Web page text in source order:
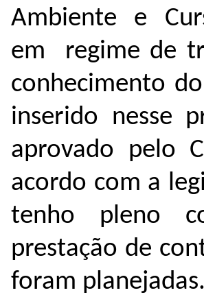
Ambiente e
em regime de
conhecimento
inserido nesse
aprovado pelo
acordo com a
tenho pleno
prestação de
foram